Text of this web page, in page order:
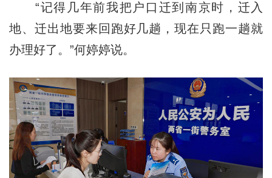
“记得几年前我把户口迁到南京时，迁入
地、迁出地要来回跑好几趟，现在只跑一趟就
办理好了。”何婷婷说。